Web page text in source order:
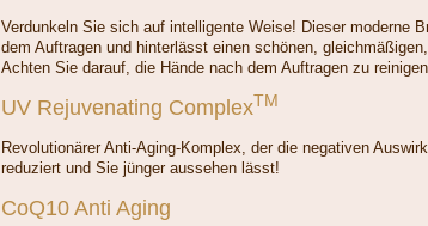
Verdunkeln Sie sich auf intelligente Weise! Dieser moderne
dem Auftragen und hinterlässt einen schönen,
Achten Sie darauf, die Hände nach dem Auftragen zu reinigen.
UV Rejuvenating ComplexTM
Revolutionärer Anti-Aging-Komplex, der die negativen
reduziert und Sie jünger aussehen lässt!
CoQ10 Anti Aging